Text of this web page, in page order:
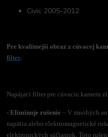
Civic 2005-2012
Pre kvalitnejší obraz z cúvacej
filter.
Napájací filter pre cúvaciu kameru
- Eliminuje rušenie – V mnohých
napätia alebo elektromagnetické
elektronických súčiastok. Toto